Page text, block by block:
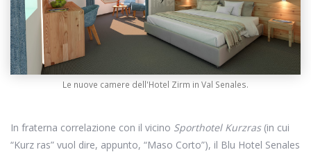
Le nuove camere dell'Hotel Zirm in Val Senales.
In fraterna correlazione con il vicino Sporthotel Kurzras(in cui
“Kurz ras” vuol dire, appunto, “Maso Corto”), il Blu Hotel Senales